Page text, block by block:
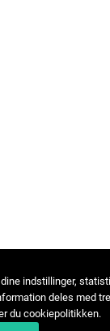
indstillinger,
deles med
du cookiepolitikken.